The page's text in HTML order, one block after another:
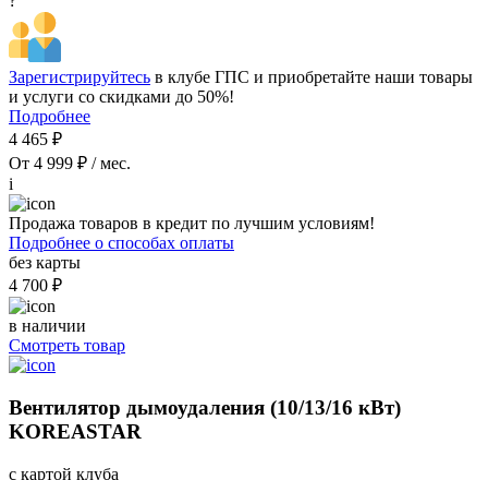
Зарегистрируйтесь в клубе ГПС и приобретайте наши товары
и услуги со скидками до 50%!
Подробнее
4 465 ₽
От 4 999 ₽ / мес.
i
Продажа товаров в кредит по лучшим условиям!
Подробнее о способах оплаты
без карты
4 700 ₽
в наличии
Смотреть товар
Вентилятор дымоудаления (10/13/16 кВт)
KOREASTAR
с картой клуба